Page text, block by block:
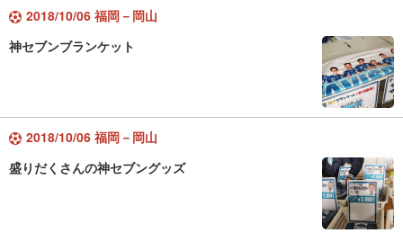
2018/10/06 福岡－岡山
神セブンブランケット
2018/10/06 福岡－岡山
盛りだくさんの神セブングッズ